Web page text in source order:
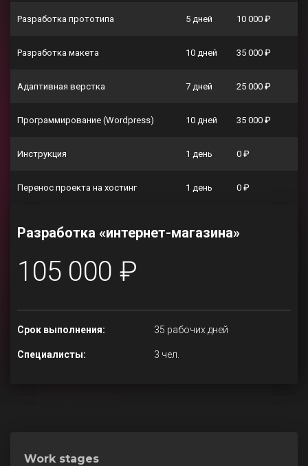
Разработка прототипа 5 дней 10 000 ₽
Разработка макета 10 дней 35 000 ₽
Адаптивная верстка 7 дней 25 000 ₽
Программирование (Wordpress) 10 дней 35 000 ₽
Инструкция 1 день 0 ₽
Перенос проекта на хостинг 1 день 0 ₽
Разработка «интернет-магазина»
105 000 ₽
Срок выполнения: 35 рабочих дней
Специалисты: 3 чел.
Work stages